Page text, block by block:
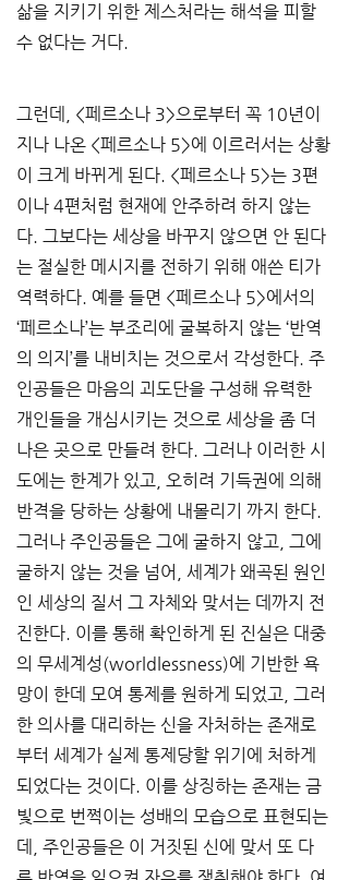
삶을 지키기 위한 제스처라는 해석을 피할
수 없다는 거다.
그런데, <페르소나 3>으로부터 꼭 10년이
지나 나온 <페르소나 5>에 이르러서는 상황
이 크게 바뀌게 된다. <페르소나 5>는 3편
이나 4편처럼 현재에 안주하려 하지 않는
다. 그보다는 세상을 바꾸지 않으면 안 된다
는 절실한 메시지를 전하기 위해 애쓴 티가
역력하다. 예를 들면 <페르소나 5>에서의
‘페르소나’는 부조리에 굴복하지 않는 ‘반역
의 의지’를 내비치는 것으로서 각성한다. 주
인공들은 마음의 괴도단을 구성해 유력한
개인들을 개심시키는 것으로 세상을 좀 더
나은 곳으로 만들려 한다. 그러나 이러한 시
도에는 한계가 있고, 오히려 기득권에 의해
반격을 당하는 상황에 내몰리기 까지 한다.
그러나 주인공들은 그에 굴하지 않고, 그에
굴하지 않는 것을 넘어, 세계가 왜곡된 원인
인 세상의 질서 그 자체와 맞서는 데까지 전
진한다. 이를 통해 확인하게 된 진실은 대중
의 무세계성(worldlessness)에 기반한 욕
망이 한데 모여 통제를 원하게 되었고, 그러
한 의사를 대리하는 신을 자처하는 존재로
부터 세계가 실제 통제당할 위기에 처하게
되었다는 것이다. 이를 상징하는 존재는 금
빛으로 번쩍이는 성배의 모습으로 표현되는
데, 주인공들은 이 거짓된 신에 맞서 또 다